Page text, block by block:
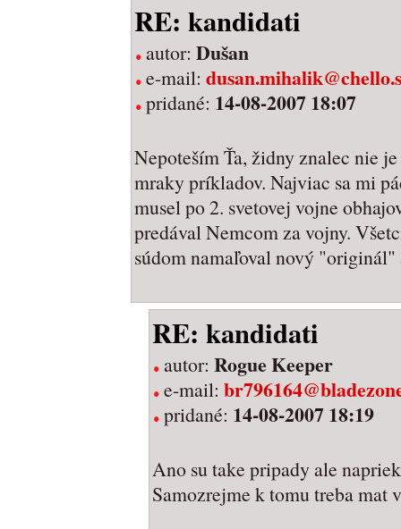
RE: kandidati
autor: Dušan
e-mail:
pridané: 14-08-2007 18:07
Nepoteším Ťa, židny znalec nie
mraky príkladov. Najviac sa mi
musel po 2. svetovej vojne
predával Nemcom za vojny.
súdom namaľoval nový "originál"
RE: kandidati
autor: Rogue Keeper
e-mail:
pridané: 14-08-2007 18:19
Ano su take pripady ale
Samozrejme k tomu treba mat